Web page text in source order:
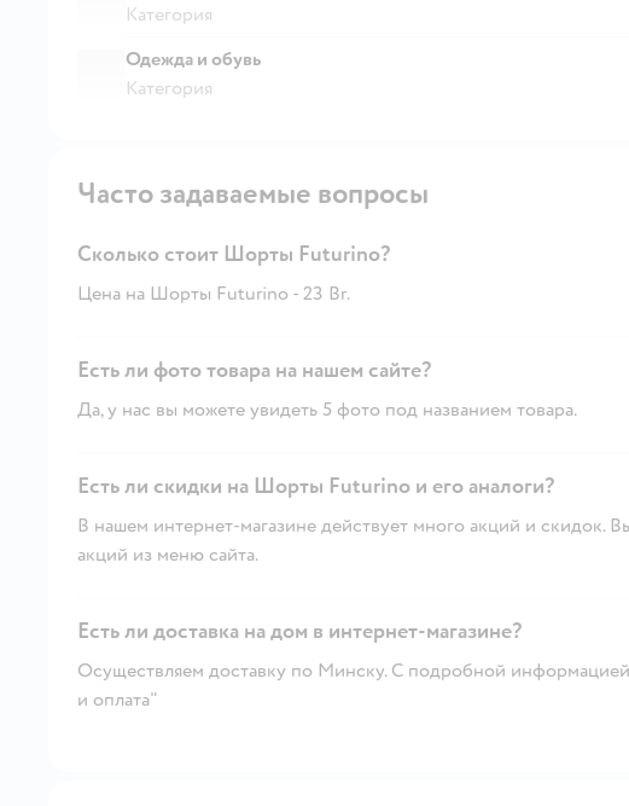
Категория
Одежда и обувь
Категория
Часто задаваемые вопросы
Сколько стоит Шорты Futurino?
Цена на Шорты Futurino - 23 Br.
Есть ли фото товара на нашем сайте?
Да, у нас вы можете увидеть 5 фото под названием товара.
Есть ли скидки на Шорты Futurino и его аналоги?
В нашем интернет-магазине действует много акций и скидок.
акций из меню сайта.
Есть ли доставка на дом в интернет-магазине?
Осуществляем доставку по Минску. С подробной
и оплата"